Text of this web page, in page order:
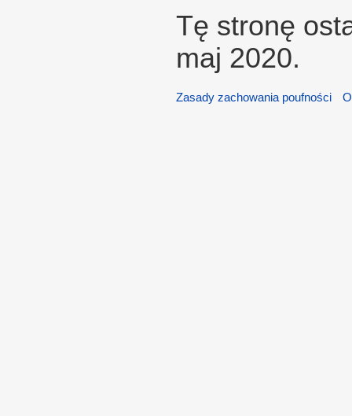
Tę stronę
maj 2020.
Zasady zachowania poufności